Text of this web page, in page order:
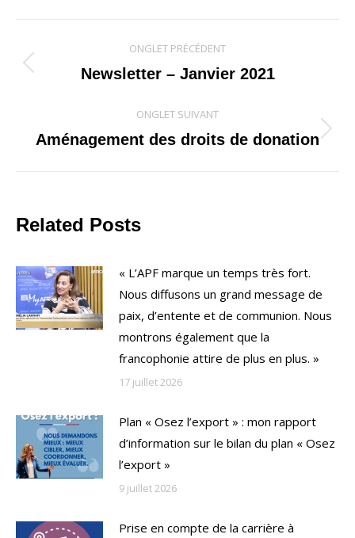
de
commentaire
ONGLET PRÉCÉDENT
Onglet
Newsletter – Janvier 2021
ONGLET SUIVANT
Onglet
Aménagement des droits de donation
Related Posts
« L’APF marque un temps très fort.
Nous diffusons un grand message de
paix, d’entente et de communion. Nous
montrons également que la
francophonie attire de plus en plus. »
17 juillet 2026
Plan « Osez l’export » : mon rapport
d’information sur le bilan du plan « Osez
l’export »
9 juillet 2026
Prise en compte de la carrière à